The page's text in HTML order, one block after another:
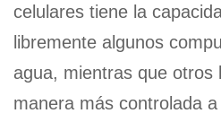
celulares tiene la
libremente algunos
agua, mientras que otros
manera más controlada